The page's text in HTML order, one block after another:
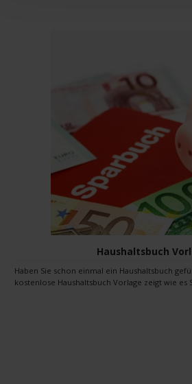
Haushaltsbuch
Haben Sie schon einmal ein Haushaltsbuch
kostenlose Haushaltsbuch Vorlage zeigt wie es